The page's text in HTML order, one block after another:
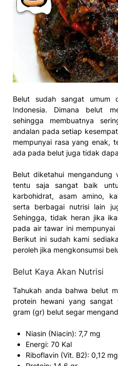
Belut sudah sangat umum
Indonesia. Dimana belut
sehingga membuatnya
andalan pada setiap
mempunyai rasa yang enak,
ada pada belut juga tidak
Belut diketahui
tentu saja sangat baik
karbohidrat, asam amino,
serta berbagai nutrisi lain
Sehingga, tidak heran jika
pada air tawar ini
Berikut ini sudah kami
peroleh jika mengkonsumsi
Belut Kaya Akan Nutrisi
Tahukah anda bahwa belut
protein hewani yang sangat
gram (gr) belut segar
Niasin (Niacin): 7,7 mg
Energi: 70 Kal
Riboflavin (Vit. B2): 0,12 mg